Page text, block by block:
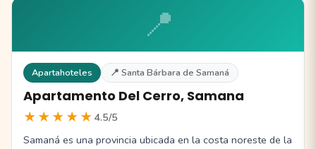
📍
Apartahoteles 📍 Santa Bárbara de Samaná
Apartamento Del Cerro, Samana
★★★★★ 4.5/5
Samaná es una provincia ubicada en la costa noreste de la